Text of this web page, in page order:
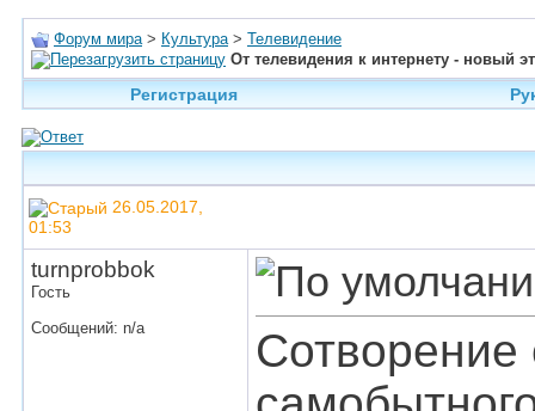
Форум мира > Культура > Телевидение
От телевидения к интернету - новый
Регистрация
26.05.2017,
01:53
turnprobbok
Гость
Сообщений: n/a
Сотворение